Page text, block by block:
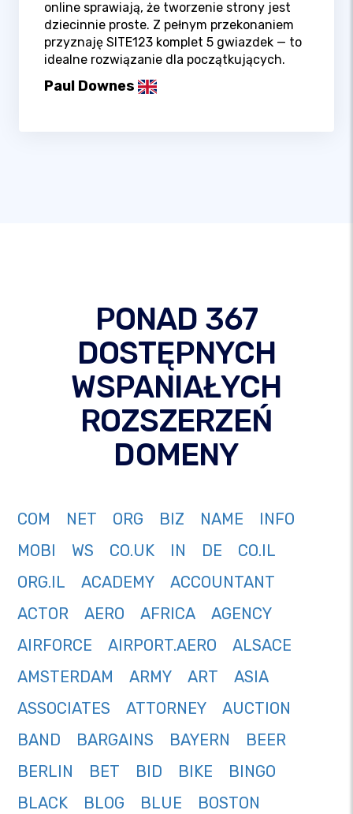
online sprawiają, że tworzenie strony jest
dziecinnie proste. Z pełnym przekonaniem
przyznaję SITE123 komplet 5 gwiazdek — to
idealne rozwiązanie dla początkujących.
Paul Downes
PONAD 367
DOSTĘPNYCH
WSPANIAŁYCH
ROZSZERZEŃ
DOMENY
COM NET ORG BIZ NAME
INFO
MOBI
WS CO.UK IN DE
CO.IL
ORG.IL
ACADEMY
ACCOUNTANT
ACTOR
AERO AFRICA
AGENCY
AIRFORCE
AIRPORT.AERO
ALSACE
AMSTERDAM
ARMY ART
ASIA
ASSOCIATES
ATTORNEY
AUCTION
BAND
BARGAINS BAYERN
BEER
BERLIN
BET BID BIKE
BINGO
BLACK
BLOG BLUE
BOSTON